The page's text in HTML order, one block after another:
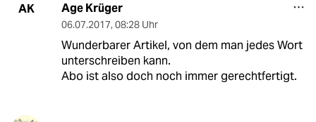
AK Age Krüger
06.07.2017, 08:28 Uhr
Wunderbarer Artikel, von dem man jedes Wort
unterschreiben kann.
Abo ist also doch noch immer gerechtfertigt.